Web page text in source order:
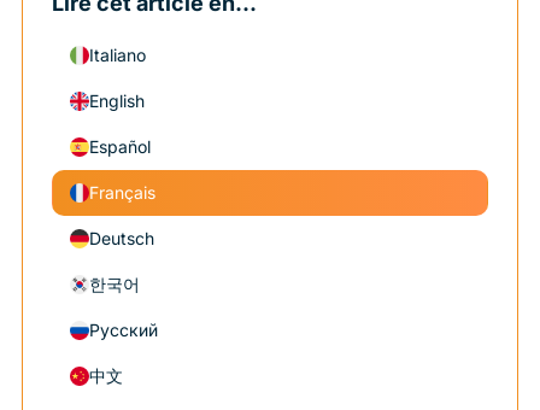
Italiano
English
Español
Français
Deutsch
한국어
Русский
中文